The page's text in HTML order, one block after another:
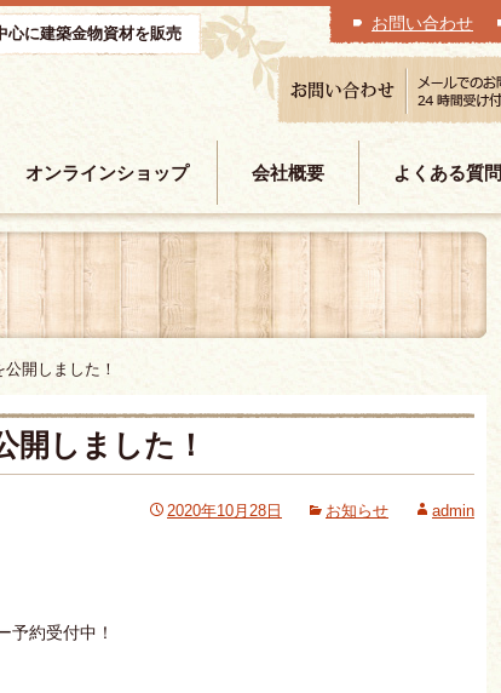
心に建築金物資材を販売
お問い合わせ
オンラインショップ 会社概要 よくある質問
開しました！
開しました！
2020年10月28日 お知らせ admin
約受付中！